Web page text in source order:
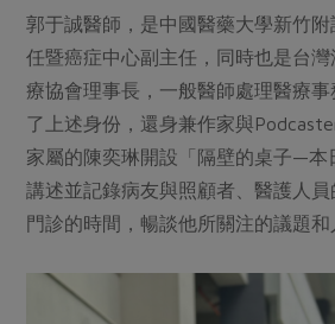
調味醬料/南北貨 烘焙
休閒零嘴 沖泡飲品
保健食品
居家好物
家庭清潔 織品
醬料
湯品．鍋物
漬物
涼拌沙拉
飲品
主題食譜
更多當季產品
議題活動
主婦聯盟X樂齡網特約優惠案
30%rPET紅烏龍茶
更多議題活動
減硝酸鹽 惜食
非基改運動 支持本
廢核運動 能源議題
減添加物
公益金 食農教育
更多議題
生活者e週報
硝酸鹽檢驗
社員權益
合作社法規
選舉專區
郭于誠醫師，是中國醫藥大學新竹
任暨癌症中心副主任，同時也是台
療協會理事長，一般醫師處理醫療
了上述身份，還身兼作家與
家屬的陳奕琳開設「隔壁的桌子—本
講述並記錄病友與照顧者、醫護人
門診的時間，暢談他所關注的議題和